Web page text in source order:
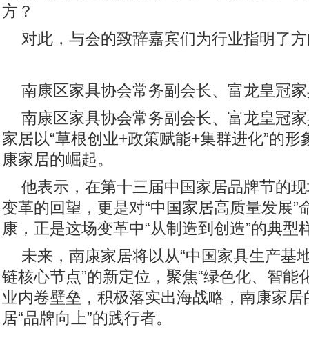
方？
对此，与会的致辞嘉宾们为行业指明了
南康区家具协会常务副会长、富龙皇冠
南康区家具协会常务副会长、富龙皇冠
家居以“草根创业+政策赋能+集群进化”的
康家居的崛起。
他表示，在第十三届中国家居品牌节的
变革的回望，更是对“中国家居高质量发展
康，正是这场变革中“从制造到创造”的典型
未来，南康家居将以从“中国家具生产基
链核心节点”的新定位，聚焦“绿色化、智能
业内卷壁垒，积极落实出海战略，南康家
居“品牌向上”的践行者。